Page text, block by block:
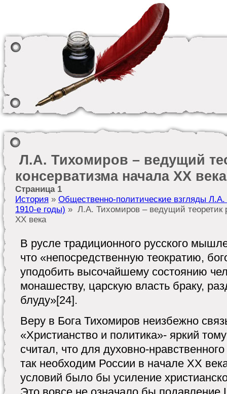
Л.А. Тихомиров – ведущий
консерватизма начала XX века
Страница 1
История » Общественно-политические взгляды
1910-е годы) » Л.А. Тихомиров – ведущий теоретик
XX века
В русле традиционного русского
что «непосредственную теократию,
уподобить высочайшему состоянию
монашеству, царскую власть браку,
блуду»[24].
Веру в Бога Тихомиров неизбежно
«Христианство и политика»- яркий
считал, что для духовно-
так необходим России в начале XX
условий было бы усиление